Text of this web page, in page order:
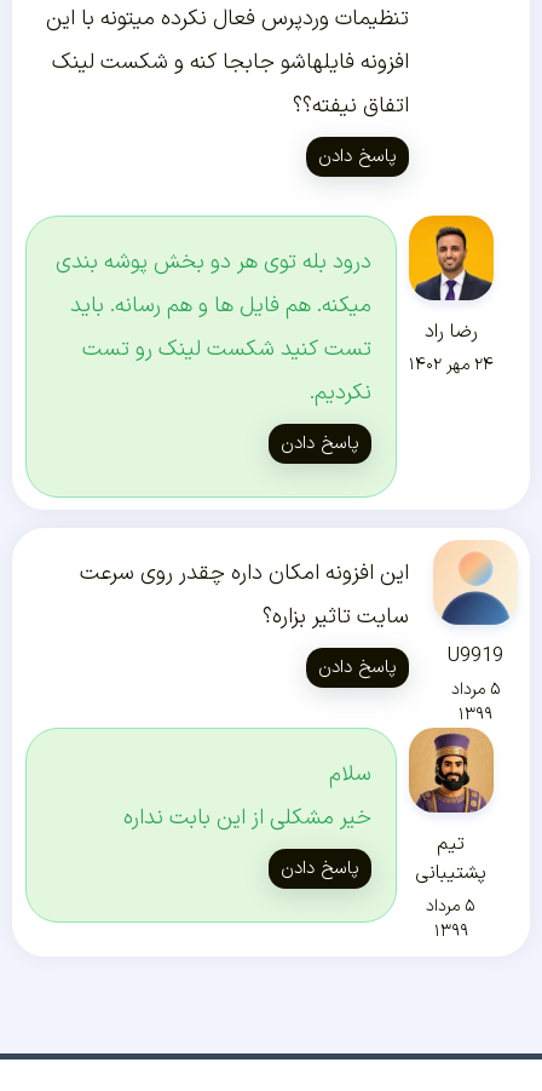
تنظیمات وردپرس فعال نکرده میتونه با این
افزونه فایلهاشو جابجا کنه و شکست لینک
اتفاق نیفته؟؟
پاسخ دادن
رضا راد
۲۴ مهر ۱۴۰۲
درود بله توی هر دو بخش پوشه بندی
میکنه. هم فایل ها و هم رسانه. باید
تست کنید شکست لینک رو تست
نکردیم.
پاسخ دادن
U9919
۵ مرداد
۱۳۹۹
این افزونه امکان داره چقدر روی سرعت
سایت تاثیر بزاره؟
پاسخ دادن
تیم
پشتیبانی
۵ مرداد
۱۳۹۹
سلام
خیر مشکلی از این بابت نداره
پاسخ دادن